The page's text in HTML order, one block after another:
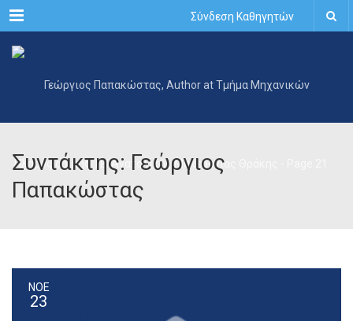
Menu Σύνδεση Καθηγητών
Συντάκτης: Γεώργιος
Παπακώστας
ΝΟΕ
23